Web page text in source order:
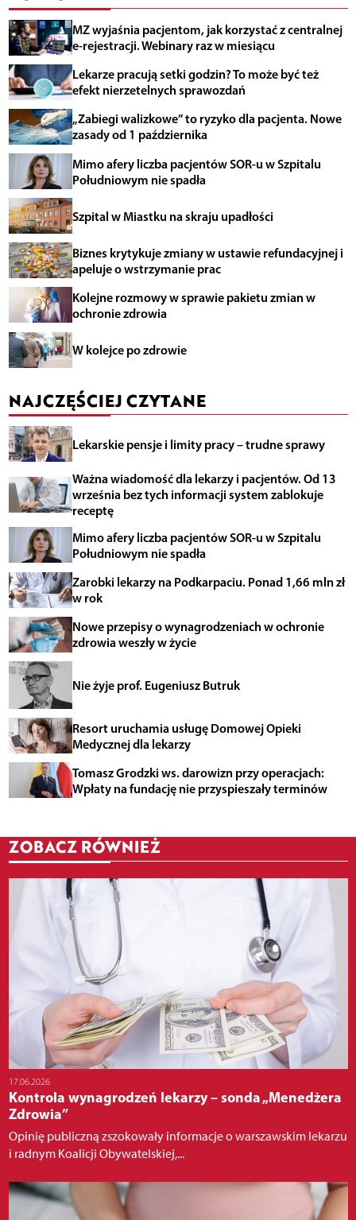
MZ wyjaśnia pacjentom, jak korzystać z centralnej
e-rejestracji. Webinary raz w miesiącu
Lekarze pracują setki godzin? To może być też
efekt nierzetelnych sprawozdań
„Zabiegi walizkowe” to ryzyko dla pacjenta. Nowe
zasady od 1 października
Mimo afery liczba pacjentów SOR-u w Szpitalu
Południowym nie spadła
Szpital w Miastku na skraju upadłości
Biznes krytykuje zmiany w ustawie refundacyjnej i
apeluje o wstrzymanie prac
Kolejne rozmowy w sprawie pakietu zmian w
ochronie zdrowia
W kolejce po zdrowie
NAJCZĘŚCIEJ CZYTANE
Lekarskie pensje i limity pracy – trudne sprawy
Ważna wiadomość dla lekarzy i pacjentów. Od 13
września bez tych informacji system zablokuje
receptę
Mimo afery liczba pacjentów SOR-u w Szpitalu
Południowym nie spadła
Zarobki lekarzy na Podkarpaciu. Ponad 1,66 mln zł
w rok
Nowe przepisy o wynagrodzeniach w ochronie
zdrowia weszły w życie
Nie żyje prof. Eugeniusz Butruk
Resort uruchamia usługę Domowej Opieki
Medycznej dla lekarzy
Tomasz Grodzki ws. darowizn przy operacjach:
Wpłaty na fundację nie przyspieszały terminów
ZOBACZ RÓWNIEŻ
17.06.2026
Kontrola wynagrodzeń lekarzy – sonda „Menedżera
Zdrowia”
Opinię publiczną zszokowały informacje o warszawskim lekarzu
i radnym Koalicji Obywatelskiej,...